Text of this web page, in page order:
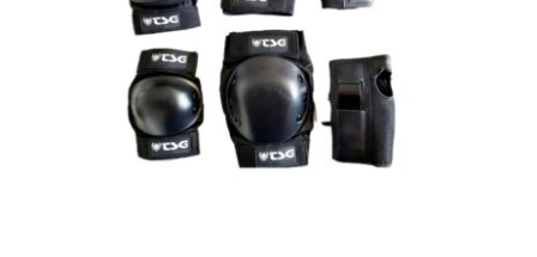
Schoner TSG Basic Set Größe: M